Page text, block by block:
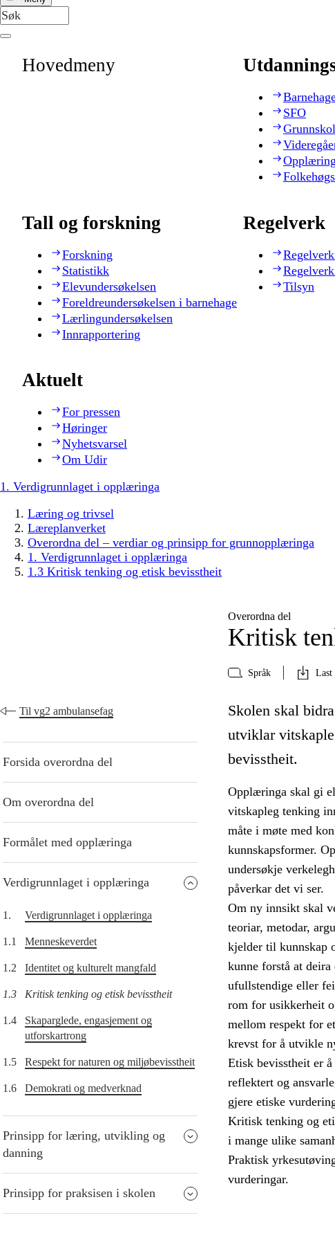
Hovedmeny
SFO
Tall og forskning
Forskning
Statistikk
Elevundersøkelsen
Foreldreundersøkelsen i barnehage
Lærlingundersøkelsen
Innrapportering
Regelverk
Tilsyn
Aktuelt
For pressen
Høringer
Nyhetsvarsel
Om Udir
1. Verdigrunnlaget i opplæringa
Læring og trivsel
Læreplanverket
Overordna del – verdiar og prinsipp for grunnopplæringa
1. Verdigrunnlaget i opplæringa
1.3 Kritisk tenking og etisk bevisstheit
Overordna del
Kritisk
Språk Last
Til vg2 ambulansefag
Forsida overordna del
Om overordna del
Formålet med opplæringa
Verdigrunnlaget i opplæringa
1. Verdigrunnlaget i opplæringa
1.1 Menneskeverdet
1.2 Identitet og kulturelt mangfald
1.3 Kritisk tenking og etisk bevisstheit
1.4
Skaparglede, engasjement og
utforskartrong
1.5 Respekt for naturen og miljøbevisstheit
1.6 Demokrati og medverknad
Prinsipp for læring, utvikling og
danning
Prinsipp for praksisen i skolen
Skolen skal
utviklar
bevisstheit.
Opplæringa skal gi
vitskapleg tenking
måte i møte med
kunnskapsformer.
undersøkje
påverkar det vi ser.
Om ny innsikt skal
teoriar, metodar,
kjelder til kunnskap
kunne forstå at
ufullstendige eller
rom for usikkerheit
mellom respekt for
krevst for å utvikle
Etisk bevisstheit er
reflektert og
gjere etiske
Kritisk tenking og
i mange ulike
Praktisk
vurderingar.